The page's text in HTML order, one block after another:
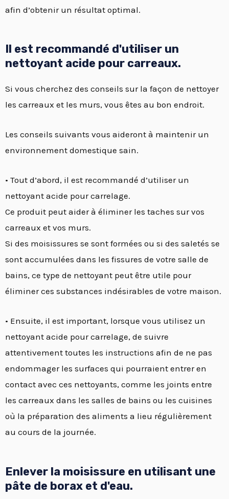
afin d’obtenir un résultat optimal.
Il est recommandé d'utiliser un
nettoyant acide pour carreaux.
Si vous cherchez des conseils sur la façon de nettoyer
les carreaux et les murs, vous êtes au bon endroit.
Les conseils suivants vous aideront à maintenir un
environnement domestique sain.
• Tout d’abord, il est recommandé d’utiliser un
nettoyant acide pour carrelage.
Ce produit peut aider à éliminer les taches sur vos
carreaux et vos murs.
Si des moisissures se sont formées ou si des saletés se
sont accumulées dans les fissures de votre salle de
bains, ce type de nettoyant peut être utile pour
éliminer ces substances indésirables de votre maison.
• Ensuite, il est important, lorsque vous utilisez un
nettoyant acide pour carrelage, de suivre
attentivement toutes les instructions afin de ne pas
endommager les surfaces qui pourraient entrer en
contact avec ces nettoyants, comme les joints entre
les carreaux dans les salles de bains ou les cuisines
où la préparation des aliments a lieu régulièrement
au cours de la journée.
Enlever la moisissure en utilisant une
pâte de borax et d'eau.